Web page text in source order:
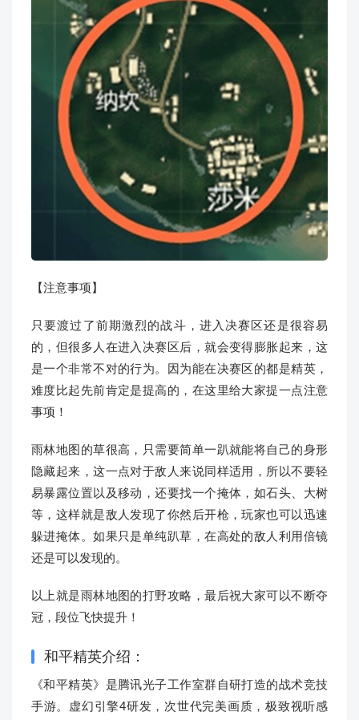
【注意事项】
只要渡过了前期激烈的战斗，进入决赛区还是很容易
的，但很多人在进入决赛区后，就会变得膨胀起来，这
是一个非常不对的行为。因为能在决赛区的都是精英，
难度比起先前肯定是提高的，在这里给大家提一点注意
事项！
雨林地图的草很高，只需要简单一趴就能将自己的身形
隐藏起来，这一点对于敌人来说同样适用，所以不要轻
易暴露位置以及移动，还要找一个掩体，如石头、大树
等，这样就是敌人发现了你然后开枪，玩家也可以迅速
躲进掩体。如果只是单纯趴草，在高处的敌人利用倍镜
还是可以发现的。
以上就是雨林地图的打野攻略，最后祝大家可以不断夺
冠，段位飞快提升！
和平精英介绍：
《和平精英》是腾讯光子工作室群自研打造的战术竞技
手游。虚幻引擎4研发，次世代完美画质，极致视听感